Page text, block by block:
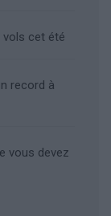
vols cet été
record à
vous devez